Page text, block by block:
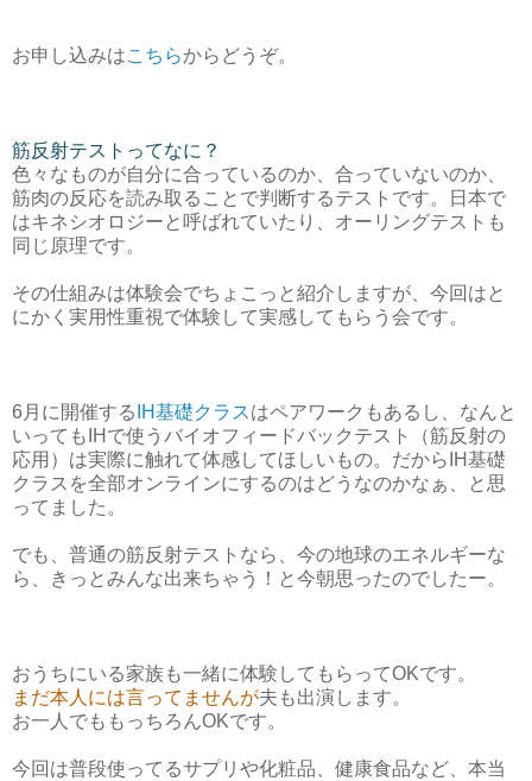
お申し込みはこちらからどうぞ。
筋反射テストってなに？
色々なものが自分に合っているのか、合っていないのか、
筋肉の反応を読み取ることで判断するテストです。日本で
はキネシオロジーと呼ばれていたり、オーリングテストも
同じ原理です。
その仕組みは体験会でちょこっと紹介しますが、今回はと
にかく実用性重視で体験して実感してもらう会です。
6月に開催する IH基礎クラスはペアワークもあるし、なんと
いってもIHで使うバイオフィードバックテスト（筋反射の
応用）は実際に触れて体感してほしいもの。だからIH基礎
クラスを全部オンラインにするのはどうなのかなぁ、と思
ってました。
でも、普通の筋反射テストなら、今の地球のエネルギーな
ら、きっとみんな出来ちゃう！と今朝思ったのでしたー。
おうちにいる家族も一緒に体験してもらってOKです。
まだ本人には言ってませんが夫も出演します。
お一人でももっちろんOKです。
今回は普段使ってるサプリや化粧品、健康食品など、本当